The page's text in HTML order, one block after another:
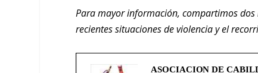
Para mayor información, compartimos
recientes situaciones de violencia y el